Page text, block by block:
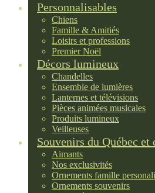
Personnalisables
Chiens
Famille & Amitiés
Loisirs et professions
Premier Noël
Décors lumineux
Chandelles
Ensemble de lumières
Lanternes et télévisions
Pièces animées musicales
Produits lumineux
Veilleuses
Souvenirs du Québec et
Aimants
Nos exclusivités
Ornements famille
Ornements souvenirs